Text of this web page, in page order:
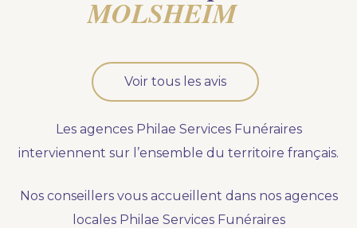
Demander un devis obsèques
Optez pour la prévoyance
Vous souhaitez anticiper vos obsèques et soulager
Nous vous accompagnons.
Nos produits en marbrerie
MOLSHEIM
Voir tous les avis
Les agences Philae Services Funéraires
interviennent sur l’ensemble du territoire français.
Nos conseillers vous accueillent dans nos agences
locales Philae Services Funéraires